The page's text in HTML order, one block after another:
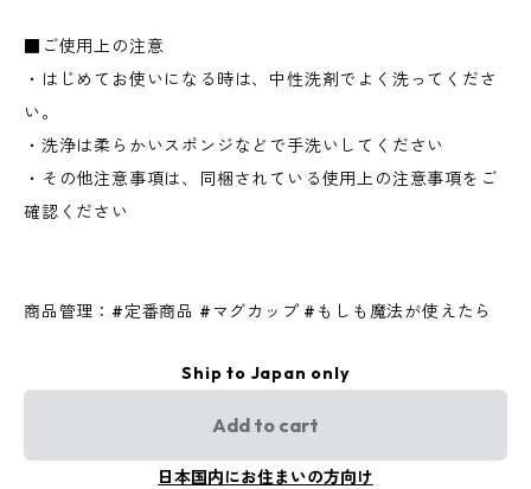
■ご使用上の注意
・はじめてお使いになる時は、中性洗剤でよく洗ってくださ
い。
・洗浄は柔らかいスポンジなどで手洗いしてください
・その他注意事項は、同梱されている使用上の注意事項をご
確認ください
商品管理：#定番商品 #マグカップ #もしも魔法が使えたら
Ship to Japan only
Add to cart
日本国内にお住まいの方向け